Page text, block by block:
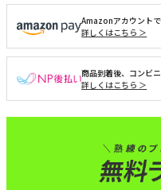
Amazonアカウントで
詳しくはこちら ＞
商品到着後、コンビ
詳しくはこちら ＞